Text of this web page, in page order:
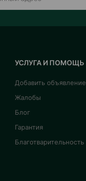
УСЛУГА И ПОМОЩЬ
Добавить объявление
Жалобы
Блог
Гарантия
Благотварительность